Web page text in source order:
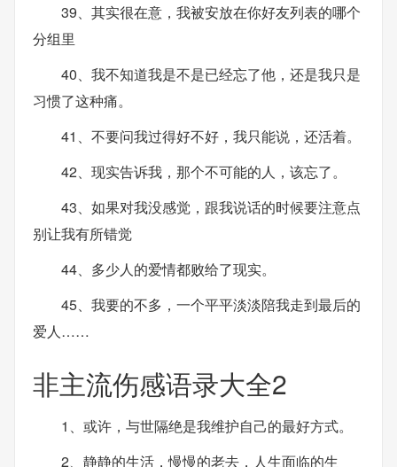
39、其实很在意，我被安放在你好友列表的哪个
分组里
40、我不知道我是不是已经忘了他，还是我只是
习惯了这种痛。
41、不要问我过得好不好，我只能说，还活着。
42、现实告诉我，那个不可能的人，该忘了。
43、如果对我没感觉，跟我说话的时候要注意点
别让我有所错觉
44、多少人的爱情都败给了现实。
45、我要的不多，一个平平淡淡陪我走到最后的
爱人……
非主流伤感语录大全2
1、或许，与世隔绝是我维护自己的最好方式。
2、静静的生活，慢慢的老去，人生面临的生